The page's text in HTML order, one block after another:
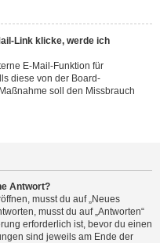
Link klicke, werde ich
E-Mail-Funktion für
diese von der Board-
soll den Missbrauch
Antwort?
musst du auf „Neues
musst du auf „Antworten“
erforderlich ist, bevor du einen
sind jeweils am Ende der